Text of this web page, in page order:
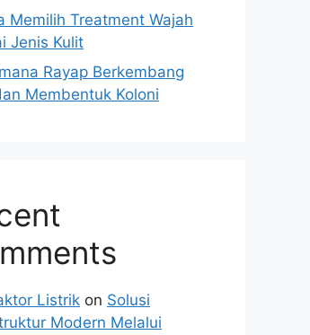
Memilih Treatment Wajah
Jenis Kulit
Rayap Berkembang
Membentuk Koloni
Listrik on Solusi
Modern Melalui